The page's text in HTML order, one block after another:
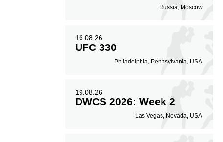
Russia, Moscow.
16.08.26
UFC 330
Philadelphia, Pennsylvania, USA.
19.08.26
DWCS 2026: Week 2
Las Vegas, Nevada, USA.